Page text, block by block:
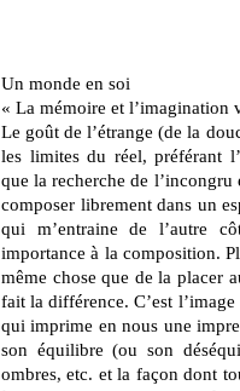
Un monde en soi
« La mémoire et
Le goût de l’étrange (de la
les limites du réel, préférant
que la recherche de l’incongru
composer librement dans un
qui m’entraine de l’autre
importance à la composition.
même chose que de la placer
fait la différence. C’est
qui imprime en nous une
son équilibre (ou son
ombres, etc. et la façon dont